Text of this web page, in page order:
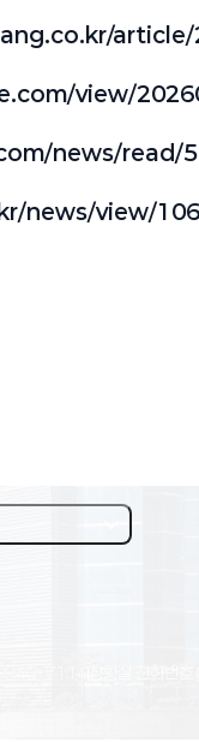
article/
view/
news/read/
news/view/